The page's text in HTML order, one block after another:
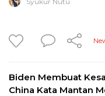
Biden Membuat
China Kata Mantan